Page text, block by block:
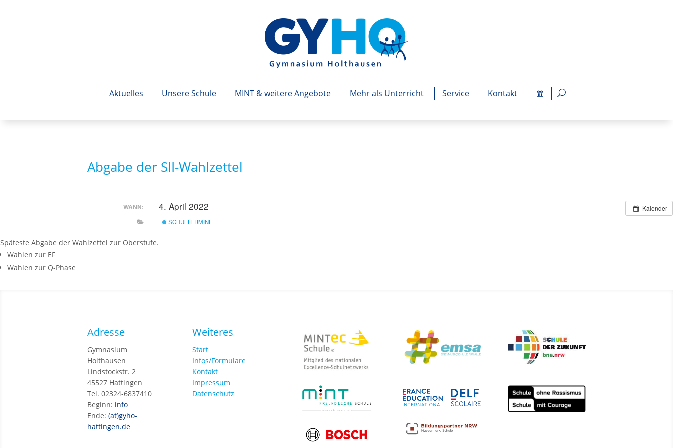
Aktuelles Unsere Schule MINT & weitere Angebote Mehr als Unterricht Service Kontakt
Abgabe der SII-Wahlzettel
Kalender
WANN: 4. April 2022
SCHULTERMINE
Späteste Abgabe der Wahlzettel zur Oberstufe.
Wahlen zur EF
Wahlen zur Q-Phase
Adresse
Gymnasium
Holthausen
Lindstockstr. 2
45527 Hattingen
Tel. 02324-6837410
Beginn: info
Ende:(at)gyho-
hattingen.de
Weiteres
Start
Infos/Formulare
Kontakt
Impressum
Datenschutz